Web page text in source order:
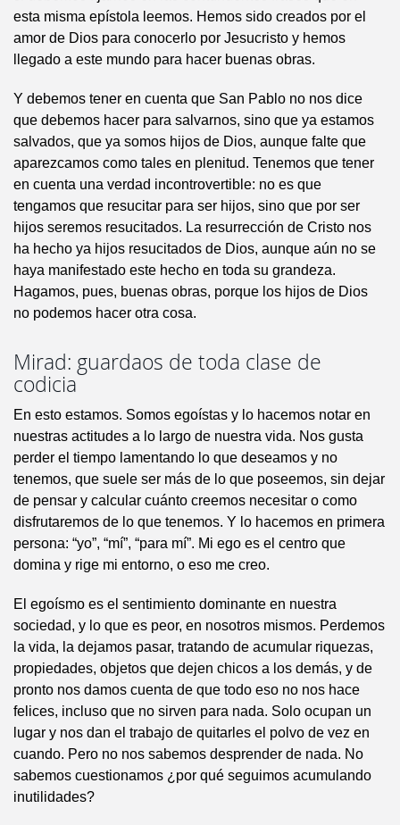
esta misma epístola leemos. Hemos sido creados por el
amor de Dios para conocerlo por Jesucristo y hemos
llegado a este mundo para hacer buenas obras.
Y debemos tener en cuenta que San Pablo no nos dice
que debemos hacer para salvarnos, sino que ya estamos
salvados, que ya somos hijos de Dios, aunque falte que
aparezcamos como tales en plenitud. Tenemos que tener
en cuenta una verdad incontrovertible: no es que
tengamos que resucitar para ser hijos, sino que por ser
hijos seremos resucitados. La resurrección de Cristo nos
ha hecho ya hijos resucitados de Dios, aunque aún no se
haya manifestado este hecho en toda su grandeza.
Hagamos, pues, buenas obras, porque los hijos de Dios
no podemos hacer otra cosa.
Mirad: guardaos de toda clase de
codicia
En esto estamos. Somos egoístas y lo hacemos notar en
nuestras actitudes a lo largo de nuestra vida. Nos gusta
perder el tiempo lamentando lo que deseamos y no
tenemos, que suele ser más de lo que poseemos, sin dejar
de pensar y calcular cuánto creemos necesitar o como
disfrutaremos de lo que tenemos. Y lo hacemos en primera
persona: “yo”, “mí”, “para mí”. Mi ego es el centro que
domina y rige mi entorno, o eso me creo.
El egoísmo es el sentimiento dominante en nuestra
sociedad, y lo que es peor, en nosotros mismos. Perdemos
la vida, la dejamos pasar, tratando de acumular riquezas,
propiedades, objetos que dejen chicos a los demás, y de
pronto nos damos cuenta de que todo eso no nos hace
felices, incluso que no sirven para nada. Solo ocupan un
lugar y nos dan el trabajo de quitarles el polvo de vez en
cuando. Pero no nos sabemos desprender de nada. No
sabemos cuestionamos ¿por qué seguimos acumulando
inutilidades?